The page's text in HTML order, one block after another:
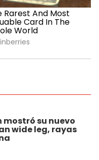
mostró su nuevo
wide leg, rayas